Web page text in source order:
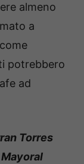
almeno
a
potrebbero
ad
Torres